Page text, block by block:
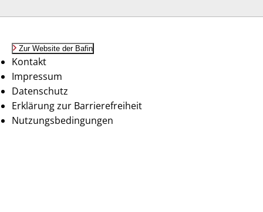
Zur Website der Bafin
Kontakt
Impressum
Datenschutz
Erklärung zur Barrierefreiheit
Nutzungsbedingungen